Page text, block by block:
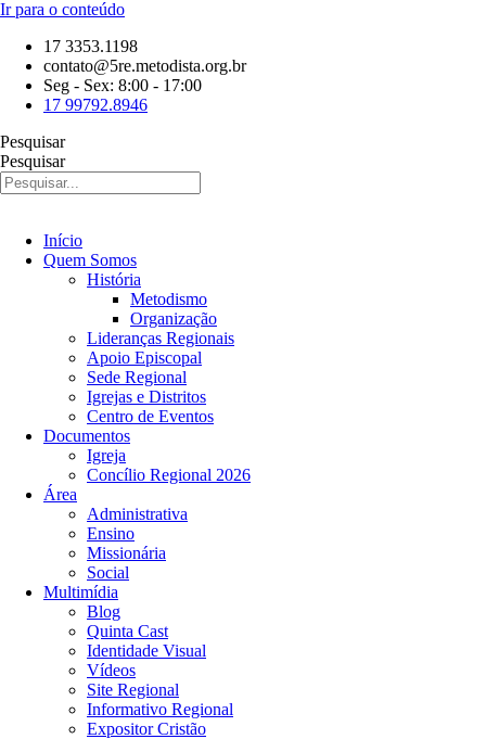
Ir para o conteúdo
17 3353.1198
contato@5re.metodista.org.br
Seg - Sex: 8:00 - 17:00
17 99792.8946
Pesquisar
Pesquisar
Início
Quem Somos
História
Metodismo
Organização
Lideranças Regionais
Apoio Episcopal
Sede Regional
Igrejas e Distritos
Centro de Eventos
Documentos
Igreja
Concílio Regional 2026
Área
Administrativa
Ensino
Missionária
Social
Multimídia
Blog
Quinta Cast
Identidade Visual
Vídeos
Site Regional
Informativo Regional
Expositor Cristão